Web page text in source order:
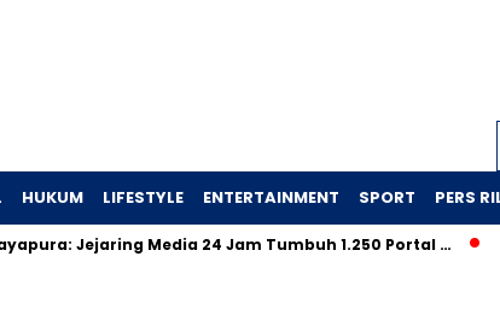
HUKUM LIFESTYLE ENTERTAINMENT SPORT PERS
Jejaring Media 24 Jam Tumbuh 1.250 Portal … TEI